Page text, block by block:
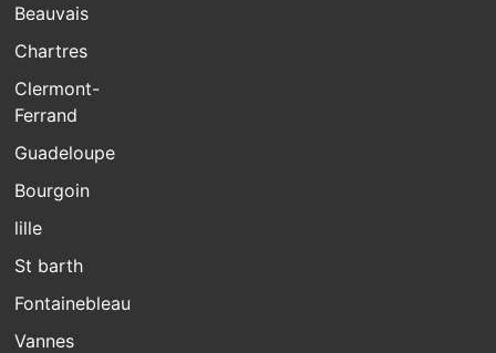
Beauvais
Chartres
Clermont-
Ferrand
Guadeloupe
Bourgoin
lille
St barth
Fontainebleau
Vannes